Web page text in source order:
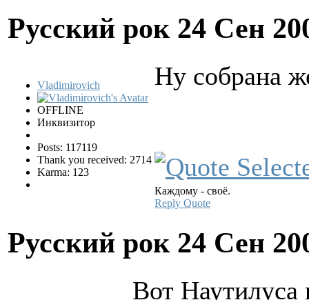
Русский рок 24 Сен
Vladimirovich
OFFLINE
Инквизитор
Posts: 117119
Thank you received: 2714
Karma: 123
Ну собрана
Каждому - своё.
Reply Quote
Русский рок 24 Сен
Вот